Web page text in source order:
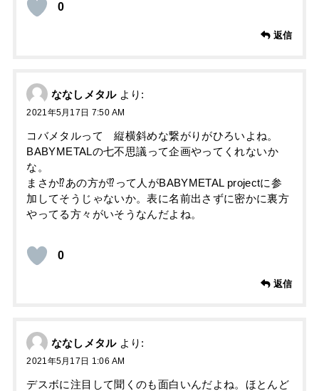
0
返信
ななしメタル より:
2021年5月17日 7:50 AM
コバメタルって 縦横斜めな繋がりがひろいよね。
BABYMETALの七不思議って企画やってくれないか
な。
まさか⁉︎あの方が⁉︎って人がBABYMETAL projectに参
加してそうじゃないか。表に名前出さずに密かに裏方
やってる方々がいそうなんだよね。
0
返信
ななしメタル より:
2021年5月17日 1:06 AM
デスボに注目して聞くのも面白いんだよね。ほとんど